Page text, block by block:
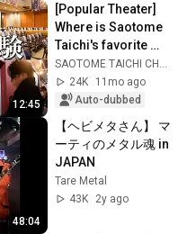
12:45
[Popular Theater]
Where is Saotome
Taichi's favorite
seat? A new dining
hall and automated
equipm...
SAOTOME TAICHI CHANNEL / 早乙女太一
24K
11mo ago
Auto-dubbed
48:04
【ヘビメタさん】 マ
ーティのメタル魂 in
JAPAN
Tare Metal
43K
2y ago